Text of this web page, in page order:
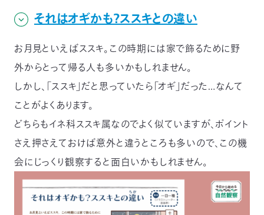
それはオギかも？ススキとの違い
お月見といえばススキ。この時期には家で飾るために野
外からとって帰る人も多いかもしれません。
しかし、「ススキ」だと思っていたら「オギ」だった…なんて
ことがよくあります。
どちらもイネ科ススキ属なのでよく似ていますが、ポイント
さえ押さえておけば意外と違うところも多いので、この機
会にじっくり観察すると面白いかもしれません。